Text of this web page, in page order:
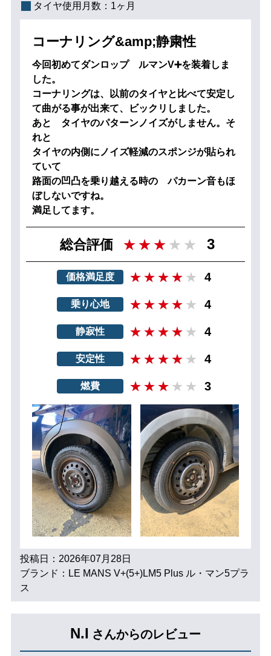
タイヤ使用月数： 1ヶ月
コーナリング&amp;静粛性
今回初めてダンロップ ルマンV➕を装着しま
した。
コーナリングは、以前のタイヤと比べて安定し
て曲がる事が出来て、ビックリしました。
あと タイヤのパターンノイズがしません。そ
れと
タイヤの内側にノイズ軽減のスポンジが貼られ
ていて
路面の凹凸を乗り越える時の パカーン音もほ
ぼしないですね。
満足してます。
総合評価 3
価格満足度 4
乗り心地 4
静寂性 4
安定性 4
燃費 3
投稿日：2026年07月28日
ブランド：LE MANS V+(5+)LM5 Plus ル・マン5プラ
ス
N.I さんからのレビュー